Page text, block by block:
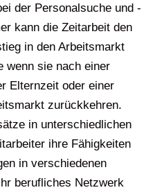
der Personalsuche und -
kann die Zeitarbeit den
in den Arbeitsmarkt
wenn sie nach einer
Elternzeit oder einer
zurückkehren.
in unterschiedlichen
ihre Fähigkeiten
in verschiedenen
berufliches Netzwerk